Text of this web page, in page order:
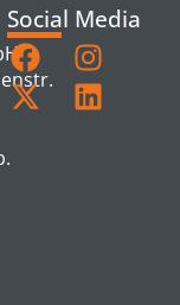
Social Media